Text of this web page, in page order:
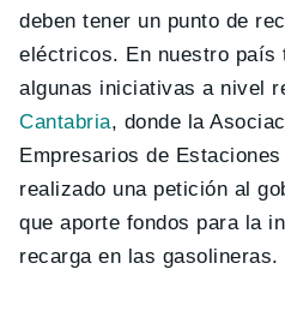
deben tener un punto de
eléctricos. En nuestro país
algunas iniciativas a nivel
Cantabria, donde la
Empresarios de
realizado una petición al
que aporte fondos para la
recarga en las gasolineras.